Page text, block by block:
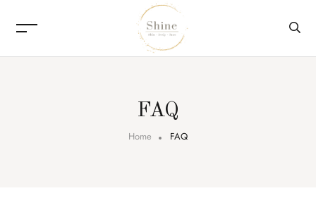
FAQ
Home FAQ